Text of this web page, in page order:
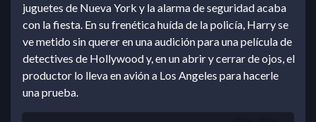
juguetes de Nueva York y la alarma de seguridad acaba
con la fiesta. En su frenética huída de la policía, Harry se
ve metido sin querer en una audición para una película de
detectives de Hollywood y, en un abrir y cerrar de ojos, el
productor lo lleva en avión a Los Angeles para hacerle
una prueba.